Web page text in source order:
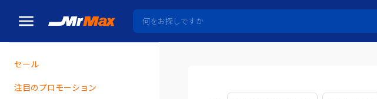
セール
注目のプロモーション